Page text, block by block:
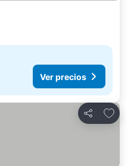
Ver precios
Compartir
Añadir